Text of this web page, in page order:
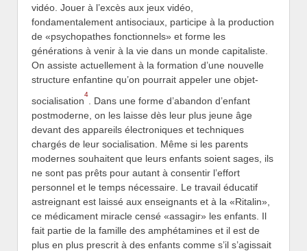
vidéo. Jouer à l’excès aux jeux vidéo,
fondamentalement antisociaux, participe à la production
de «psychopathes fonctionnels» et forme les
générations à venir à la vie dans un monde capitaliste.
On assiste actuellement à la formation d’une nouvelle
structure enfantine qu’on pourrait appeler une objet-
socialisation
4
. Dans une forme d’abandon d’enfant
postmoderne, on les laisse dès leur plus jeune âge
devant des appareils électroniques et techniques
chargés de leur socialisation. Même si les parents
modernes souhaitent que leurs enfants soient sages, ils
ne sont pas prêts pour autant à consentir l’effort
personnel et le temps nécessaire. Le travail éducatif
astreignant est laissé aux enseignants et à la «Ritalin»,
ce médicament miracle censé «assagir» les enfants. Il
fait partie de la famille des amphétamines et il est de
plus en plus prescrit à des enfants comme s’il s’agissait